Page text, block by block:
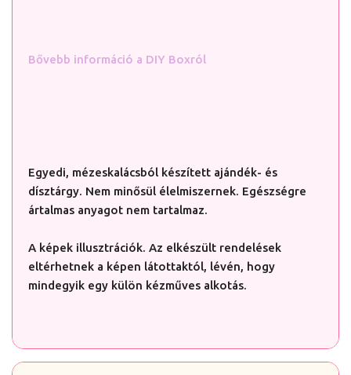
Bővebb információ a DIY Boxról
Egyedi, mézeskalácsból készített ajándék- és
dísztárgy. Nem minősül élelmiszernek. Egészségre
ártalmas anyagot nem tartalmaz.
A képek illusztrációk. Az elkészült rendelések
eltérhetnek a képen látottaktól, lévén, hogy
mindegyik egy külön kézműves alkotás.